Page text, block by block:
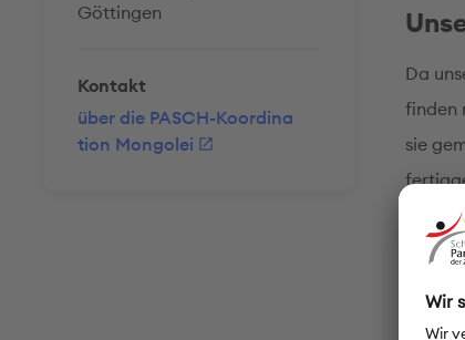
Göttingen
Kontakt
über die PASCH-Koordina
tion Mongolei
Da
finden
sie